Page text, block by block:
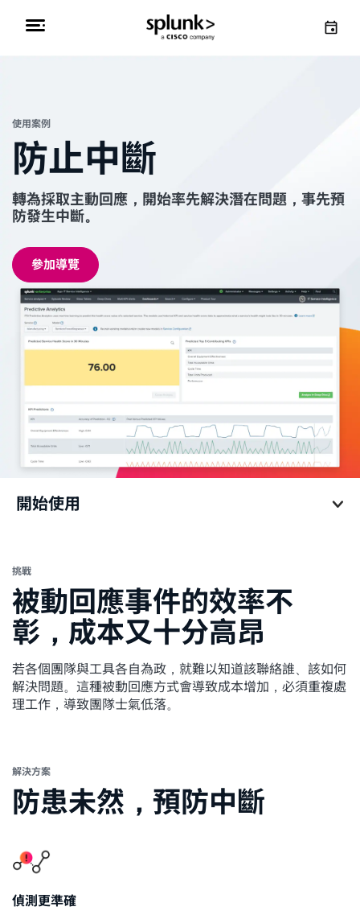
使用案例
防止中斷
轉為採取主動回應，開始率先解決潛在問題，事先預
防發生中斷。
參加導覽
開始使用
開始使用
挑戰
被動回應事件的效率不
彰，成本又十分高昂
若各個團隊與工具各自為政，就難以知道該聯絡誰、該如何
解決問題。這種被動回應方式會導致成本增加，必須重複處
理工作，導致團隊士氣低落。
解決方案
防患未然，預防中斷
偵測更準確